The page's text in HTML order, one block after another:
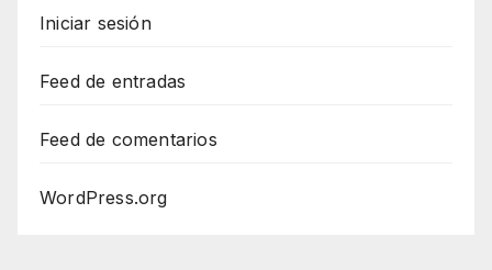
Iniciar sesión
Feed de entradas
Feed de comentarios
WordPress.org